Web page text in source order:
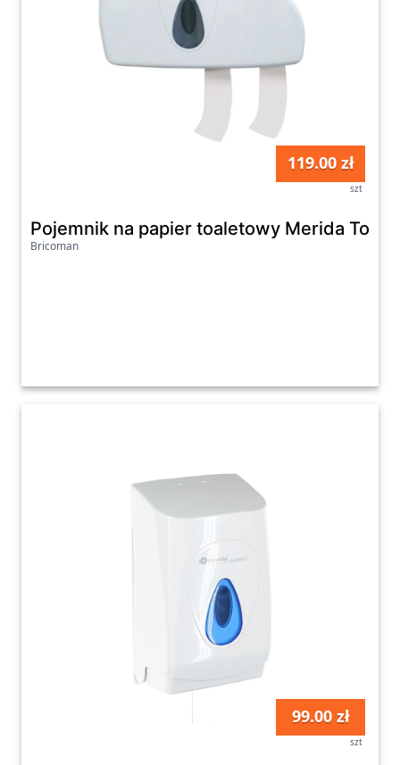
119.00 zł
szt
Pojemnik na papier toaletowy Merida Top
Bricoman
99.00 zł
szt